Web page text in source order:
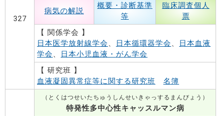
327
病気の解説
概要・診断基準
等
臨床調査個人
票
【 関係学会 】
日本医学放射線学会 、 日本循環器学会 、
日本血液
学会 、
日本小児血液・がん学会
【 研究班 】
血液凝固異常症等に関する研究班
名簿
（とくはつせいたちゅうしんせいきゃっするまんびょう）
特発性多中心性キャッスルマン病